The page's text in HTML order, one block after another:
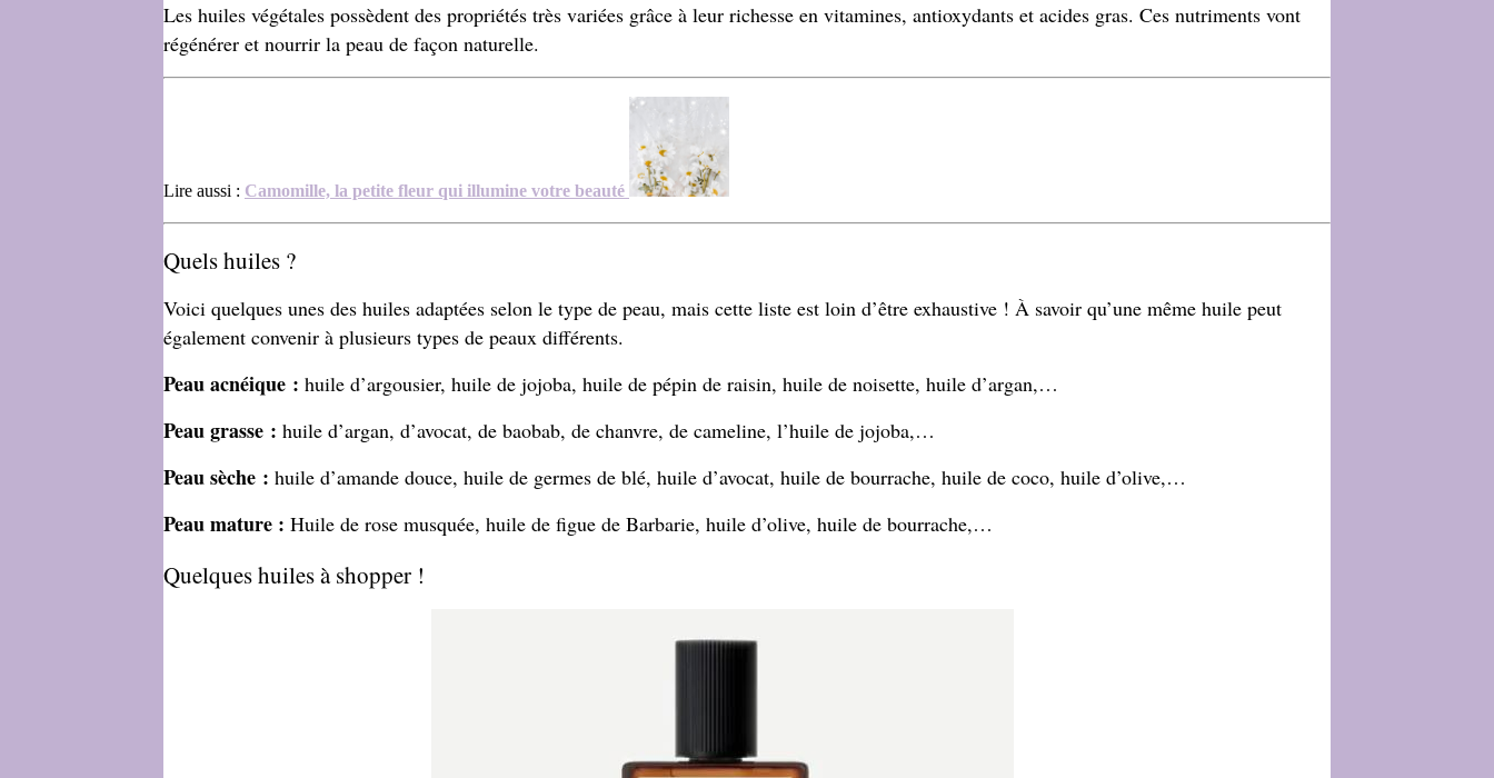
Les huiles végétales possèdent des propriétés très variées grâce à leur richesse en vitamines, antioxydants et acides gras. Ces nutriments vont
régénérer et nourrir la peau de façon naturelle.
Lire aussi : Camomille, la petite fleur qui illumine votre beauté
Quels huiles ?
Voici quelques unes des huiles adaptées selon le type de peau, mais cette liste est loin d’être exhaustive ! À savoir qu’une même huile peut
également convenir à plusieurs types de peaux différents.
Peau acnéique : huile d’argousier, huile de jojoba, huile de pépin de raisin, huile de noisette, huile d’argan,…
Peau grasse : huile d’argan, d’avocat, de baobab, de chanvre, de cameline, l’huile de jojoba,…
Peau sèche : huile d’amande douce, huile de germes de blé, huile d’avocat, huile de bourrache, huile de coco, huile d’olive,…
Peau mature : Huile de rose musquée, huile de figue de Barbarie, huile d’olive, huile de bourrache,…
Quelques huiles à shopper !